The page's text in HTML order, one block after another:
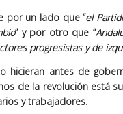
por un lado que “el
” y por otro que “
progresistas y de
hicieran antes de
de la revolución está
y trabajadores.